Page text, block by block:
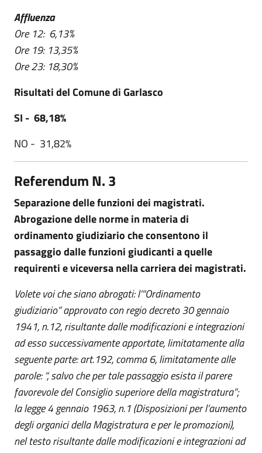
Affluenza
Ore 12: 6,13%
Ore 19: 13,35%
Ore 23: 18,30%
Risultati del Comune di Garlasco
SI - 68,18%
NO - 31,82%
Referendum N. 3
Separazione delle funzioni dei magistrati.
Abrogazione delle norme in materia di
ordinamento giudiziario che consentono il
passaggio dalle funzioni giudicanti a quelle
requirenti e viceversa nella carriera dei magistrati.
Volete voi che siano abrogati: l’“Ordinamento
giudiziario” approvato con regio decreto 30 gennaio
1941, n.12, risultante dalle modificazioni e integrazioni
ad esso successivamente apportate, limitatamente alla
seguente parte: art.192, comma 6, limitatamente alle
parole: “, salvo che per tale passaggio esista il parere
favorevole del Consiglio superiore della magistratura”;
la legge 4 gennaio 1963, n.1 (Disposizioni per l’aumento
degli organici della Magistratura e per le promozioni),
nel testo risultante dalle modificazioni e integrazioni ad